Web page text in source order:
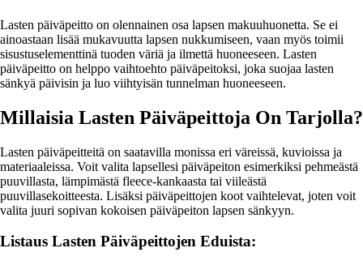
Lasten päiväpeitto on olennainen osa lapsen makuuhuonetta. Se ei
ainoastaan lisää mukavuutta lapsen nukkumiseen, vaan myös toimii
sisustuselementtinä tuoden väriä ja ilmettä huoneeseen. Lasten
päiväpeitto on helppo vaihtoehto päiväpeitoksi, joka suojaa lasten
sänkyä päivisin ja luo viihtyisän tunnelman huoneeseen.
Millaisia Lasten Päiväpeittoja On Tarjolla?
Lasten päiväpeitteitä on saatavilla monissa eri väreissä, kuvioissa ja
materiaaleissa. Voit valita lapsellesi päiväpeiton esimerkiksi pehmeästä
puuvillasta, lämpimästä fleece-kankaasta tai viileästä
puuvillasekoitteesta. Lisäksi päiväpeittojen koot vaihtelevat, joten voit
valita juuri sopivan kokoisen päiväpeiton lapsen sänkyyn.
Listaus Lasten Päiväpeittojen Eduista: